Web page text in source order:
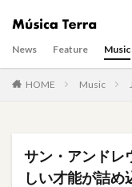
News Feature Music
HOME Music
サン・アンドレ
しい才能が詰め